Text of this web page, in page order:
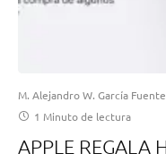
M. Alejandro W. García
1 Minuto de lectura
APPLE REGALA